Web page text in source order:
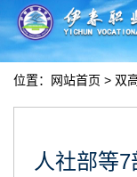
位置： 网站首页 > 双
人社部等